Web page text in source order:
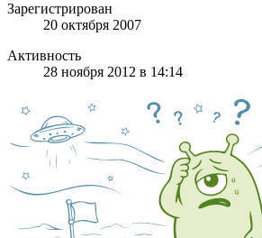
Зарегистрирован
20 октября 2007
Активность
28 ноября 2012 в 14:14